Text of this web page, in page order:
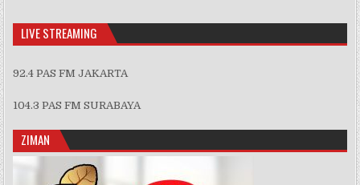
LIVE STREAMING
92.4 PAS FM JAKARTA
104.3 PAS FM SURABAYA
ZIMAN